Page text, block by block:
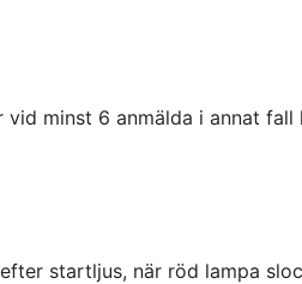
minst 6 anmälda i annat
startljus, när röd lampa